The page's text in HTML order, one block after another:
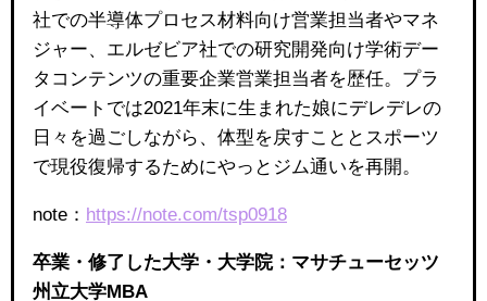
社での半導体プロセス材料向け営業担当者やマネ
ジャー、エルゼビア社での研究開発向け学術デー
タコンテンツの重要企業営業担当者を歴任。プラ
イベートでは2021年末に生まれた娘にデレデレの
日々を過ごしながら、体型を戻すこととスポーツ
で現役復帰するためにやっとジム通いを再開。
note： https://note.com/tsp0918
卒業・修了した大学・大学院 ：マサチューセッツ
州立大学MBA